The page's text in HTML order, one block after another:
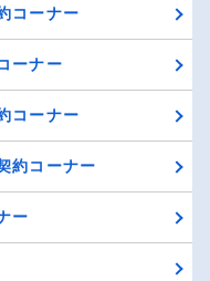
コーナー
ーナー
コーナー
約コーナー
ー